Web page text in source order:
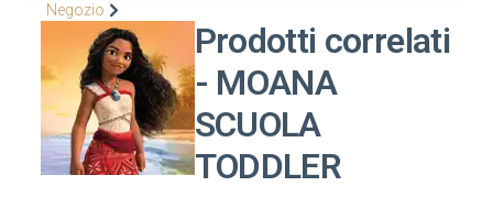
Negozio
Prodotti correlati
- MOANA
SCUOLA
TODDLER